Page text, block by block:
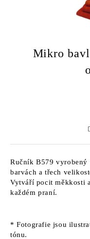
Mikro
Ručník B579 vyrobený
barvách a třech
Vytváří pocit měkkosti
každém praní.
* Fotografie jsou
tónu.